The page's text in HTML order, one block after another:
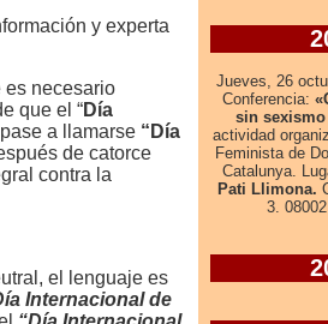
y experta
es necesario
que el “Día
pase a llamarse “Día
de catorce
contra la
el lenguaje es
Internacional de